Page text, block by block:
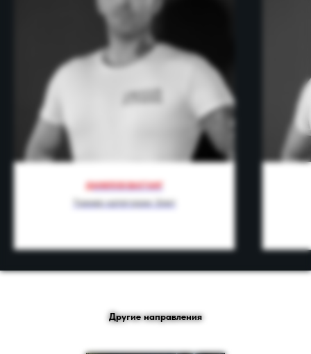
ДАНИЛОВ ВАХТАНГ
Тренер категории Элит
Другие направления
Нажимая кнопку “Оставить заявку”
вы соглашаетесь с
политикой
персональных данных
Оставьте заявку